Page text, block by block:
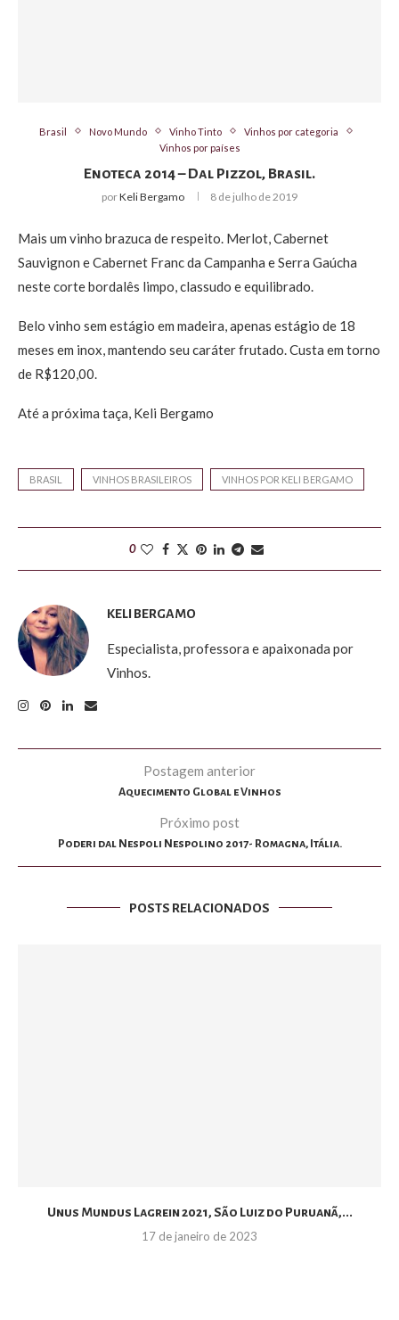
Brasil Novo Mundo Vinho Tinto
Vinhos por categoria
Vinhos por países
Enoteca 2014 – Dal Pizzol, Brasil.
porKeli Bergamo 8 de julho de 2019
Mais um vinho brazuca de respeito. Merlot, Cabernet
Sauvignon e Cabernet Franc da Campanha e Serra Gaúcha
neste corte bordalês limpo, classudo e equilibrado.
Belo vinho sem estágio em madeira, apenas estágio de 18
meses em inox, mantendo seu caráter frutado. Custa em torno
de R$120,00.
Até a próxima taça, Keli Bergamo
BRASIL VINHOS BRASILEIROS VINHOS POR KELI BERGAMO
0
KELI BERGAMO
Especialista, professora e apaixonada por
Vinhos.
Postagem anterior
Aquecimento Global e Vinhos
Próximo post
Poderi dal Nespoli Nespolino 2017- Romagna, Itália.
POSTS RELACIONADOS
Unus Mundus Lagrein 2021, São Luiz do Puruanã,...
17 de janeiro de 2023